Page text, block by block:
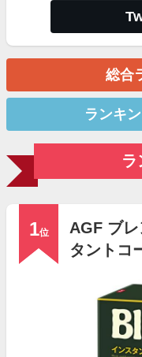
総合
ランキ
ラ
1位
AGF ブ
タントコ